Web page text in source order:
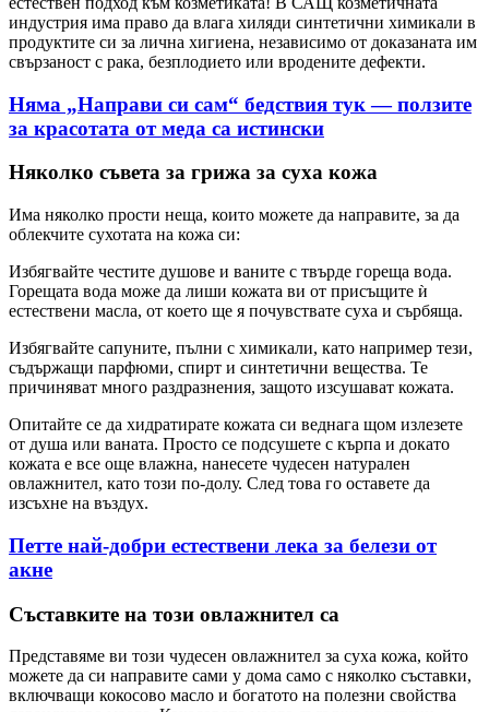
индустрия има право да влага хиляди синтетични химикали в
продуктите си за лична хигиена, независимо от доказаната им
свързаност с рака, безплодието или вродените дефекти.
Няма „Направи си сам“ бедствия тук — ползите
за красотата от меда са истински
Няколко съвета за грижа за суха кожа
Има няколко прости неща, които можете да направите, за да
облекчите сухотата на кожа си:
Избягвайте честите душове и ваните с твърде гореща вода.
Горещата вода може да лиши кожата ви от присъщите ѝ
естествени масла, от което ще я почувствате суха и сърбяща.
Избягвайте сапуните, пълни с химикали, като например тези,
съдържащи парфюми, спирт и синтетични вещества. Те
причиняват много раздразнения, защото изсушават кожата.
Опитайте се да хидратирате кожата си веднага щом излезете
от душа или ваната. Просто се подсушете с кърпа и докато
кожата е все още влажна, нанесете чудесен натурален
овлажнител, като този по-долу. След това го оставете да
изсъхне на въздух.
Петте най-добри естествени лека за белези от
акне
Съставките на този овлажнител са
Представяме ви този чудесен овлажнител за суха кожа, който
можете да си направите сами у дома само с няколко съставки,
включващи кокосово масло и богатото на полезни свойства